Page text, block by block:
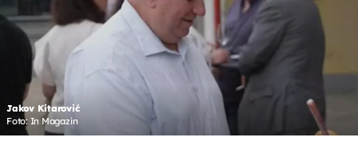
Jakov Kitarović
Foto: In Magazin